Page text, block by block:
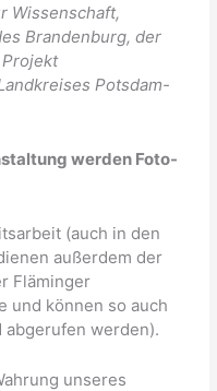
Wissenschaft,
Brandenburg,der
Potsdam-
werden Foto-
(auch in den
außerdem der
Fläminger
und können so auch
abgerufen werden).
unseres